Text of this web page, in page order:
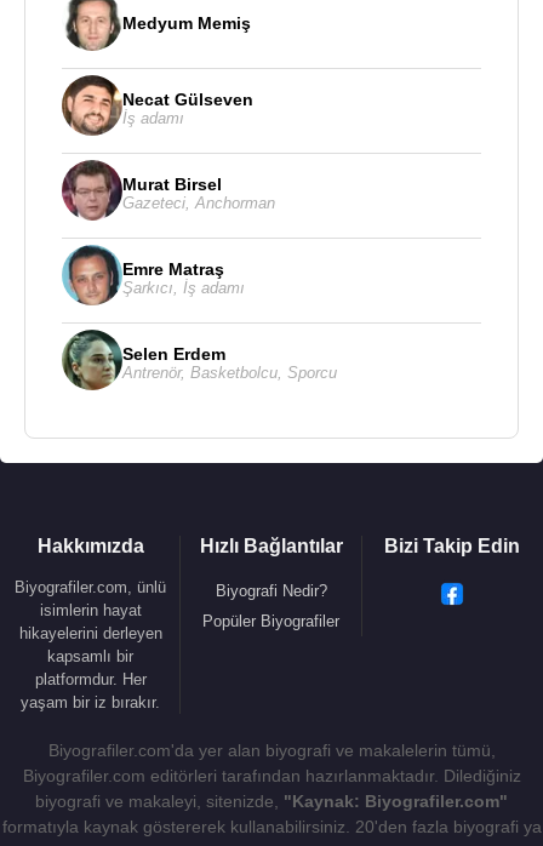
- İslam Mutlu Kılmak
- İslam Ve Giyim Kuşam
- Batıl İnançlar ve Hurafeler
- Alevi Dosyası
- Kendi Belgeleriyle Said Nursi ve Nurculuk
- Türkiye'de Örtülü Savaş (Dar-ı Harp)
- Allah'ın Varlığına Belgeler
- Türkiye'yi Satıyorlar
- Hikmetli Çağdaş Müslümanlık
- İslam, Şeriat ve Milli Laiklik
Kaynak:Biyografiler.com
Medyum Memiş
Necat Gülseven
İş adamı
Murat Birsel
Gazeteci Anchorman
Emre Matraş
Şarkıcı İş adamı
Selen Erdem
Antrenör, Basketbolcu Sporcu
Hakkımızda
Biyografiler.com, ünlü
isimlerin hayat
hikayelerini derleyen
kapsamlı bir
platformdur. Her
yaşam bir iz bırakır.
Hızlı Bağlantılar
Biyografi Nedir?
Popüler Biyografiler
Bizi Takip Edin
Biyografiler.com'da yer alan biyografi ve makalelerin tümü,
Biyografiler.com editörleri tarafından hazırlanmaktadır. Dilediğiniz
biyografi ve makaleyi, sitenizde, "Kaynak: Biyografiler.com"
formatıyla kaynak göstererek kullanabilirsiniz. 20'den fazla biyografi ya